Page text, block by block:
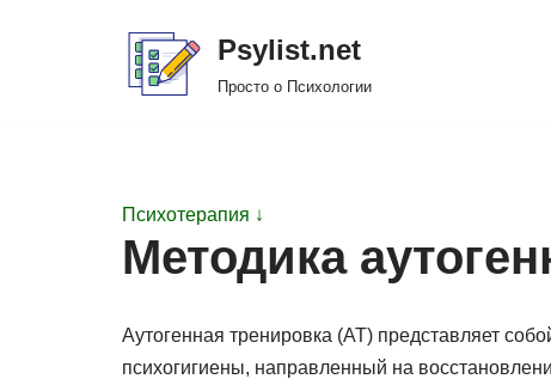
Psylist.net
Просто о Психологии
Психотерапия ↓
Методика
Аутогенная тренировка (АТ) представляет
психогигиены, направленный на